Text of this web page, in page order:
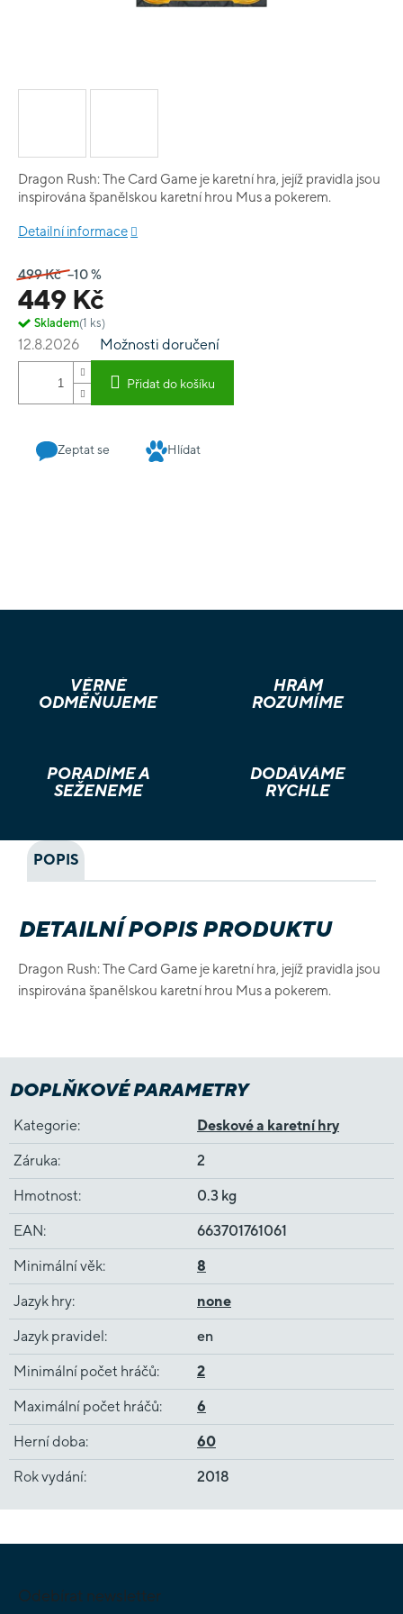
499 Kč –10 %
449 Kč
Skladem(1 ks)
12.8.2026 Možnosti doručení
Přidat do košíku
Dragon Rush: The Card Game je karetní hra, jejíž pravidla jsou
inspirována španělskou karetní hrou Mus a pokerem.
Detailní informace
Zeptat se Hlídat
VĚRNÉ
ODMĚŇUJEME
HRÁM
ROZUMÍME
PORADÍME A
SEŽENEME
DODÁVÁME
RYCHLE
POPIS
DETAILNÍ POPIS PRODUKTU
Dragon Rush: The Card Game je karetní hra, jejíž pravidla jsou
inspirována španělskou karetní hrou Mus a pokerem.
DOPLŇKOVÉ PARAMETRY
Kategorie: Deskové a karetní hry
Záruka: 2
Hmotnost: 0.3 kg
EAN: 663701761061
Minimální věk: 8
Jazyk hry: none
Jazyk pravidel: en
Minimální počet hráčů: 2
Maximální počet hráčů: 6
Herní doba: 60
Rok vydání: 2018
Odebírat newsletter